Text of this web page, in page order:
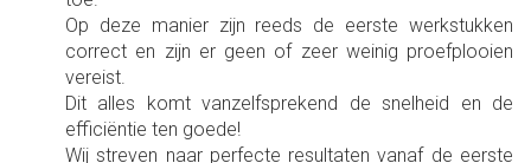
Op deze manier zijn reeds de eerste werkstukken
correct en zijn er geen of zeer weinig proefplooien
vereist.
Dit alles komt vanzelfsprekend de snelheid en de
efficiëntie ten goede!
Wij streven naar perfecte resultaten vanaf de eerste